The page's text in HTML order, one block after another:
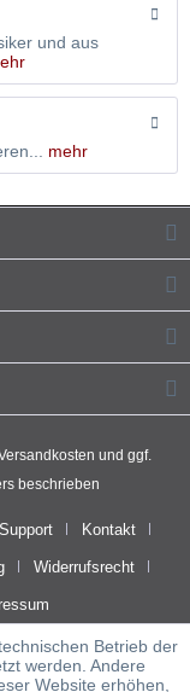
und aus
mehr
und ggf.
beschrieben
Kontakt
Widerrufsrecht
Betrieb der
werden. Andere
Website erhöhen,